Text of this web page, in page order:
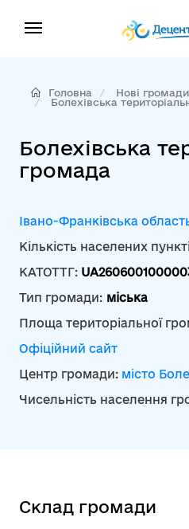
Головна
Нові громади
Болехівська
Болехівська
громада
Івано-Франківська
Кількість населених
КАТОТТГ:
Тип громади: міська
Площа територіальної
Офіційний сайт
Центр громади: місто
Чисельність населення
Склад громади